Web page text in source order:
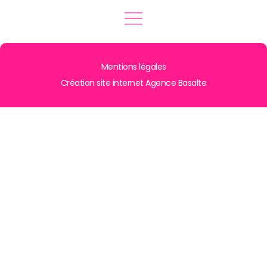
Mentions légales
Création site internet Agence Basalte